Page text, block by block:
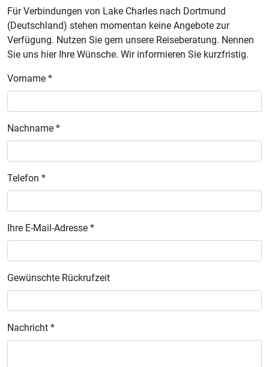
Für Verbindungen von Lake Charles nach Dortmund
(Deutschland) stehen momentan keine Angebote zur
Verfügung. Nutzen Sie gern unsere Reiseberatung. Nennen
Sie uns hier Ihre Wünsche. Wir informieren Sie kurzfristig.
Vorname *
Nachname *
Telefon *
Ihre E-Mail-Adresse *
Gewünschte Rückrufzeit
Nachricht *